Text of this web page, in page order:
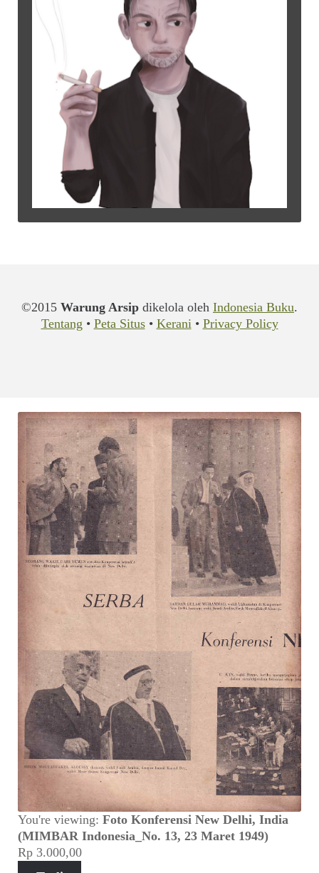
©2015 Warung Arsip dikelola oleh Indonesia Buku.
Tentang • Peta Situs• Kerani • Privacy Policy
You're viewing:Foto Konferensi New Delhi, India
(MIMBAR Indonesia_No. 13, 23 Maret 1949)
Rp 3.000,00